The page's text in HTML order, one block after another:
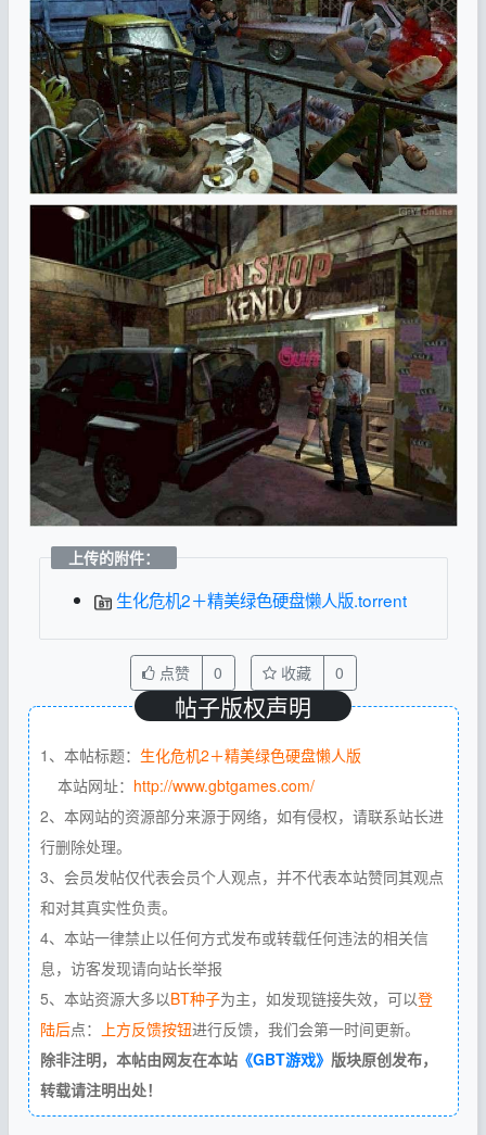
上传的附件：
生化危机2＋精美绿色硬盘懒人版.torrent
点赞 0 收藏 0
帖子版权声明
1、本帖标题： 生化危机2＋精美绿色硬盘懒人版
本站网址： http://www.gbtgames.com/
2、本网站的资源部分来源于网络，如有侵权，请联系站长进
行删除处理。
3、会员发帖仅代表会员个人观点，并不代表本站赞同其观点
和对其真实性负责。
4、本站一律禁止以任何方式发布或转载任何违法的相关信
息，访客发现请向站长举报
5、本站资源大多以BT种子为主，如发现链接失效，可以登
陆后点： 上方反馈按钮进行反馈，我们会第一时间更新。
除非注明，本帖由网友在本站《GBT游戏》 版块原创发布，
转载请注明出处！